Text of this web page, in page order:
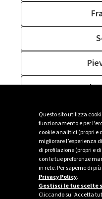
Questo sito utilizza
funzionamento e per
cookie analitici (propri e
migliorare l’esperienza
di profilazione (propri e
con le tue preferenze
in rete. Per saperne di
Privacy Policy.
Gestisci le tue scelte
Cliccando su "Accetta
Sei